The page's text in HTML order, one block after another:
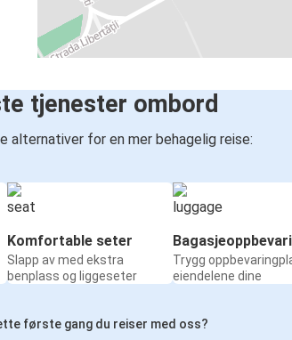
tjenester ombord
alternativer for en mer behagelig reise:
Komfortable seter
Slapp av med ekstra
benplass og liggeseter
Trygg
eiendelene dine
første gang du reiser med oss?